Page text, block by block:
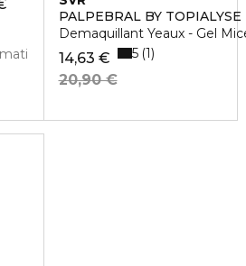
PALPEBRAL BY TOPIALYSE
Demaquillant Yeaux - Gel
14,63 €
20,90 €
5 1